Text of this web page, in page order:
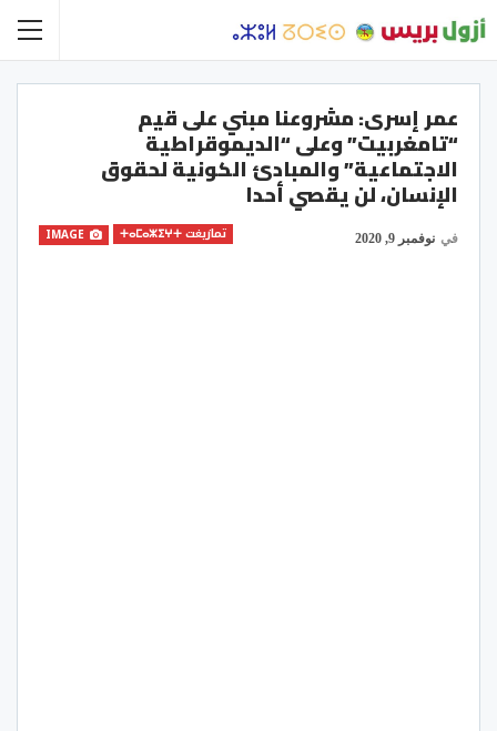
عمر إسرى: مشروعنا مبني على قيم
“تامغربيت” وعلى “الديموقراطية
الاجتماعية” والمبادئ الكونية لحقوق
الإنسان، لن يقصي أحدا
تمازيغت ⵜⴰⵎⴰⵣⵉⵖⵜ في نوفمبر 9, 2020